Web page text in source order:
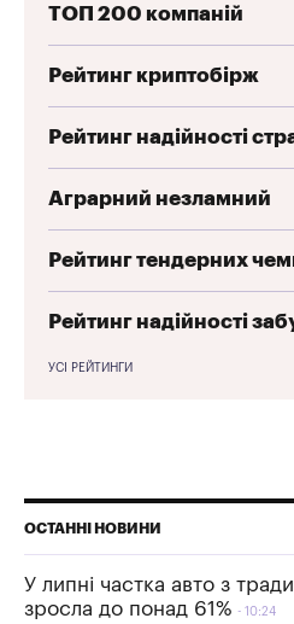
ТОП 200 компаній
Рейтинг криптобірж
Рейтинг надійності
Аграрний незламний
Рейтинг тендерних
Рейтинг надійності
УСІ РЕЙТИНГИ
ОСТАННІ НОВИНИ
У липні частка авто з
зросла до понад 61%
10:24